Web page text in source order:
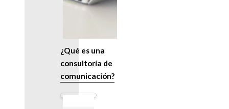
¿Qué es una
consultoría de
comunicación?